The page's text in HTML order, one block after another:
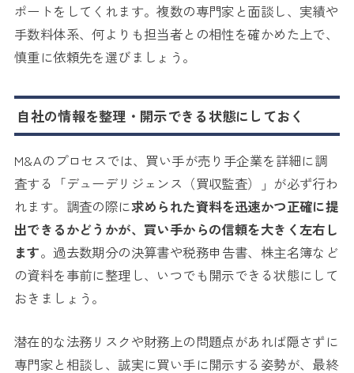
ポートをしてくれます。複数の専門家と面談し、実績や
手数料体系、何よりも担当者との相性を確かめた上で、
慎重に依頼先を選びましょう。
自社の情報を整理・開示できる状態にしておく
M&Aのプロセスでは、買い手が売り手企業を詳細に調
査する「デューデリジェンス（買収監査）」が必ず行わ
れます。調査の際に求められた資料を迅速かつ正確に提
出できるかどうかが、買い手からの信頼を大きく左右し
ます。過去数期分の決算書や税務申告書、株主名簿など
の資料を事前に整理し、いつでも開示できる状態にして
おきましょう。
潜在的な法務リスクや財務上の問題点があれば隠さずに
専門家と相談し、誠実に買い手に開示する姿勢が、最終